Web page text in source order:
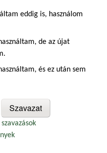
eddig is, használom
de az újat
és ez után sem